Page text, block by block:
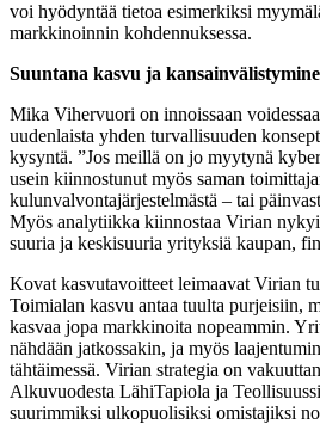
voi hyödyntää tietoa esimerkiksi
markkinoinnin kohdennuksessa.
Suuntana kasvu ja
Mika Vihervuori on innoissaan
uudenlaista yhden turvallisuuden
kysyntä. ”Jos meillä on jo myytynä
usein kiinnostunut myös saman
kulunvalvontajärjestelmästä – tai
Myös analytiikka kiinnostaa Virian
suuria ja keskisuuria yrityksiä kaupan,
Kovat kasvutavoitteet leimaavat Virian
Toimialan kasvu antaa tuulta purjeisiin,
kasvaa jopa markkinoita nopeammin.
nähdään jatkossakin, ja myös
tähtäimessä. Virian strategia on
Alkuvuodesta LähiTapiola ja
suurimmiksi ulkopuolisiksi omistajiksi